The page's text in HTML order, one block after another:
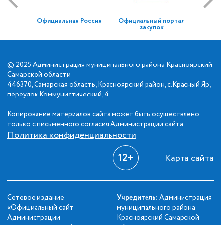
Официальная Россия Официальный портал
закупок
© 2025 Администрация муниципального района Красноярский
Самарской области
446370, Самарская область, Красноярский район, с.Красный Яр,
переулок Коммунистический, 4
Копирование материалов сайта может быть осуществлено
только с письменного согласия Администрации сайта.
Политика конфиденциальности
12+ Карта сайта
Сетевое издание
«Официальный сайт
Администрации
Учредитель: Администрация
муниципального района
Красноярский Самарской